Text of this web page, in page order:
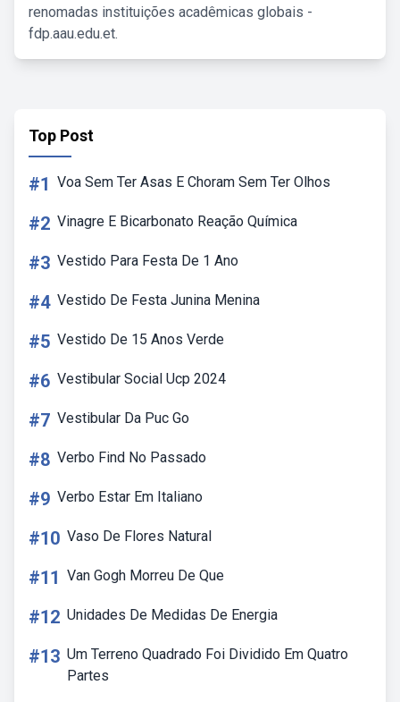
renomadas instituições acadêmicas globais -
fdp.aau.edu.et.
Top Post
#1 Voa Sem Ter Asas E Choram Sem Ter Olhos
#2 Vinagre E Bicarbonato Reação Química
#3 Vestido Para Festa De 1 Ano
#4 Vestido De Festa Junina Menina
#5 Vestido De 15 Anos Verde
#6 Vestibular Social Ucp 2024
#7 Vestibular Da Puc Go
#8 Verbo Find No Passado
#9 Verbo Estar Em Italiano
#10 Vaso De Flores Natural
#11 Van Gogh Morreu De Que
#12 Unidades De Medidas De Energia
#13 Um Terreno Quadrado Foi Dividido Em Quatro
Partes